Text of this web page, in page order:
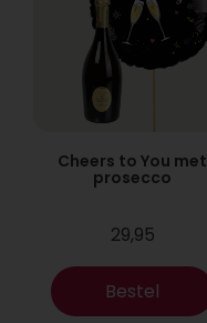
Cheers to You met
prosecco
29,95
Bestel